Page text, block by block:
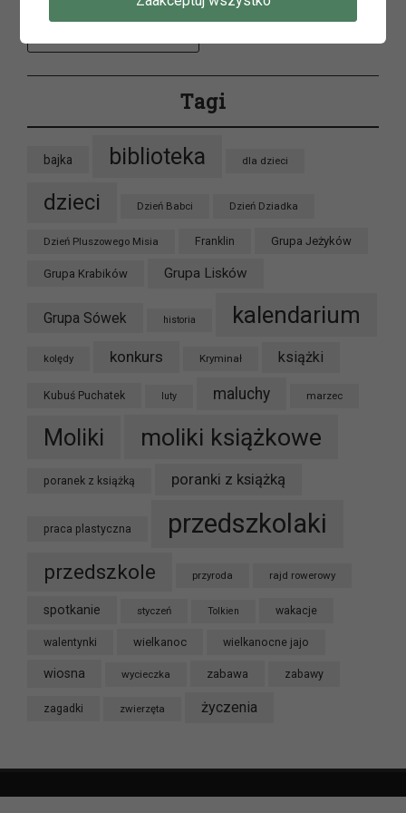
Archiwum
Tagi
bajka biblioteka dla dzieci
dzieci Dzień Babci Dzień Dziadka
Dzień Pluszowego Misia Franklin Grupa Jeżyków
Grupa Krabików Grupa Lisków
Grupa Sówek historia kalendarium
kolędy konkurs Kryminał książki
Kubuś Puchatek luty maluchy marzec
Moliki moliki książkowe
poranek z książką poranki z książką
praca plastyczna przedszkolaki
przedszkole przyroda rajd rowerowy
spotkanie styczeń Tolkien wakacje
walentynki wielkanoc wielkanocne jajo
wiosna wycieczka zabawa zabawy
zagadki zwierzęta życzenia